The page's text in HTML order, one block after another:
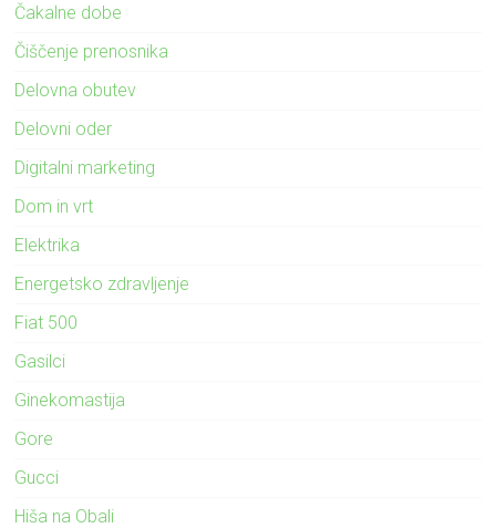
Čakalne dobe
Čiščenje prenosnika
Delovna obutev
Delovni oder
Digitalni marketing
Dom in vrt
Elektrika
Energetsko zdravljenje
Fiat 500
Gasilci
Ginekomastija
Gore
Gucci
Hiša na Obali